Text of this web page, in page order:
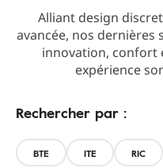
Alliant design
avancée, nos
innovation, confort
expérience
Rechercher par :
BTE ITE RIC